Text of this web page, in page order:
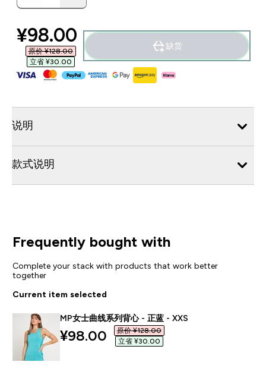
discounted price
¥98.00‎
原价 ¥128.00‎
立省 ¥30.00‎
缺货
说明
款式说明
Frequently bought with
Complete your stack with products that work better
together
Current item selected
MP女士曲线系列背心 - 正蓝 - XXS
discounted price
¥98.00‎
原价 ¥128.00‎
立省 ¥30.00‎